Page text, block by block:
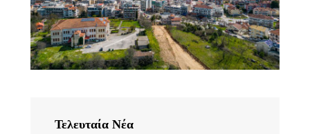
Τελευταία Νέα